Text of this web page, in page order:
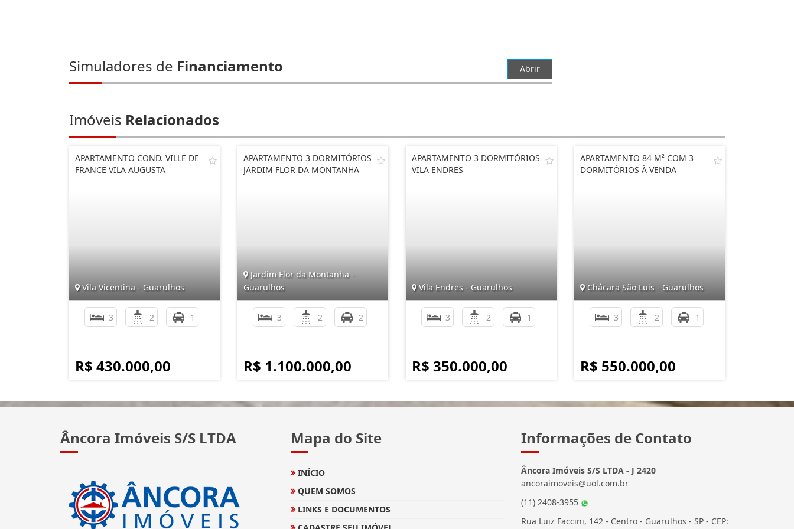
Simuladores de Financiamento Abrir
Imóveis Relacionados
APARTAMENTO COND. VILLE DE
FRANCE VILA AUGUSTA
Vila Vicentina - Guarulhos
3 2 1
R$ 430.000,00
APARTAMENTO 3 DORMITÓRIOS
JARDIM FLOR DA MONTANHA
Jardim Flor da Montanha -
Guarulhos
3 2 2
R$ 1.100.000,00
APARTAMENTO 3 DORMITÓRIOS
VILA ENDRES
Vila Endres - Guarulhos
3 2 1
R$ 350.000,00
APARTAMENTO 84 M² COM 3
DORMITÓRIOS À VENDA
Chácara São Luis - Guarulhos
3 2 1
R$ 550.000,00
Âncora Imóveis S/S LTDA Mapa do Site
INÍCIO
QUEM SOMOS
LINKS E DOCUMENTOS
Informações de Contato
Âncora Imóveis S/S LTDA - J 2420
ancoraimoveis@uol.com.br
(11) 2408-3955
Rua Luiz Faccini, 142 - Centro - Guarulhos - SP - CEP: